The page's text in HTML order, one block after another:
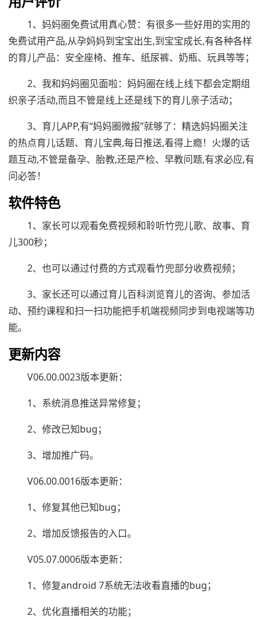
1、妈妈圈免费试用真心赞：有很多一些好用的实用的
免费试用产品,从孕妈妈到宝宝出生,到宝宝成长,有各种各样
的育儿产品：安全座椅、推车、纸尿裤、奶瓶、玩具等等；
2、我和妈妈圈见面啦：妈妈圈在线上线下都会定期组
织亲子活动,而且不管是线上还是线下的育儿亲子活动；
3、育儿APP,有“妈妈圈微报”就够了：精选妈妈圈关注
的热点育儿话题、育儿宝典,每日推送,看得上瘾！火爆的话
题互动,不管是备孕、胎教,还是产检、早教问题,有求必应,有
问必答！
软件特色
1、家长可以观看免费视频和聆听竹兜儿歌、故事、育
儿300秒；
2、也可以通过付费的方式观看竹兜部分收费视频；
3、家长还可以通过育儿百科浏览育儿的咨询、参加活
动、预约课程和扫一扫功能把手机端视频同步到电视端等功
能。
更新内容
V06.00.0023版本更新：
1、系统消息推送异常修复；
2、修改已知bug；
3、增加推广码。
V06.00.0016版本更新：
1、修复其他已知bug；
2、增加反馈报告的入口。
V05.07.0006版本更新：
1、修复android 7系统无法收看直播的bug；
2、优化直播相关的功能；